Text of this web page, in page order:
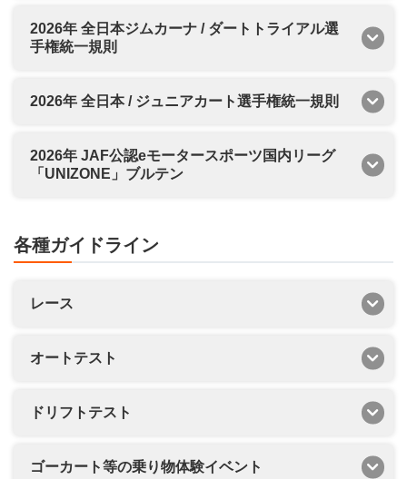
2026年 全日本ジムカーナ / ダートトライアル選
手権統一規則
2026年 全日本 / ジュニアカート選手権統一規則
2026年 JAF公認eモータースポーツ国内リーグ
「UNIZONE」ブルテン
各種ガイドライン
レース
オートテスト
ドリフトテスト
ゴーカート等の乗り物体験イベント